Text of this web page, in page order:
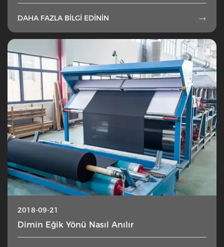
DAHA FAZLA BILGI EDININ 
2018-09-21
Dimin Eğik Yönü Nasıl Anılır